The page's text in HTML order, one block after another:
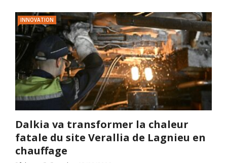
INNOVATION
Dalkia va transformer la chaleur
fatale du site Verallia de Lagnieu en
chauffage